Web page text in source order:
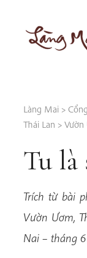
content
Làng Mai >
Thái Lan > Vườn
Tu là
Trích từ bài
Vườn Ươm,
Nai – tháng